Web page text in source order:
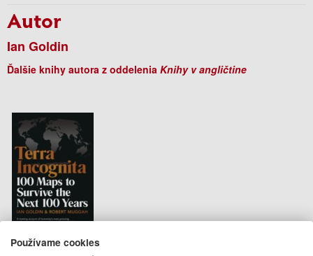
Autor
Ian Goldin
Ďalšie knihy autora z oddelenia Knihy v angličtine
Terra Incognita
Používame cookies